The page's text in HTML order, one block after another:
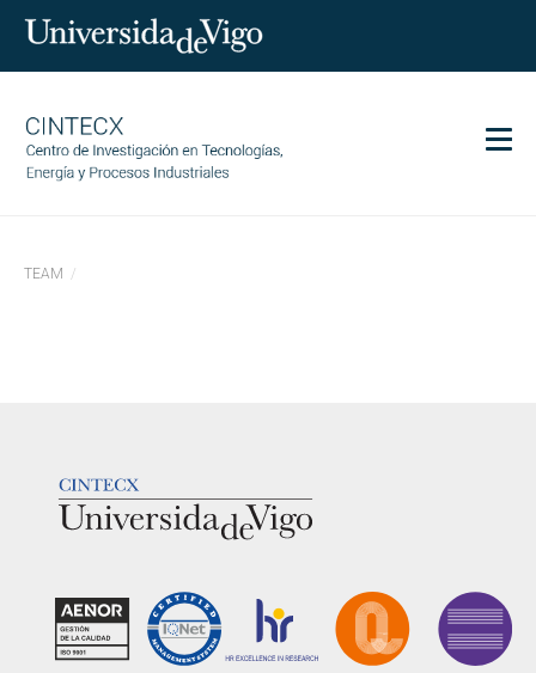
Investigación
Igualdade
ES EN Search
por:
BUSCAR
TEAM